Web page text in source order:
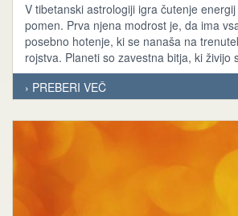
V tibetanski astrologiji igra čutenje
pomen. Prva njena modrost je, da ima
posebno hotenje, ki se nanaša na
rojstva. Planeti so zavestna bitja, ki živijo
› PREBERI VEČ